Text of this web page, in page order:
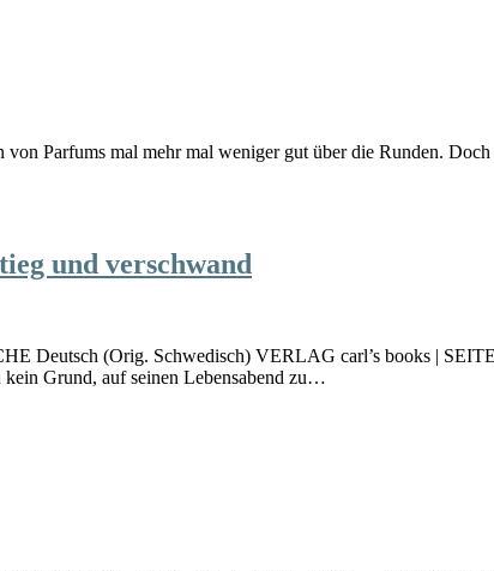
Parfums mal mehr mal weniger gut über die Runden.
und verschwand
Deutsch (Orig. Schwedisch) VERLAG carl’s books |
Grund, auf seinen Lebensabend zu…